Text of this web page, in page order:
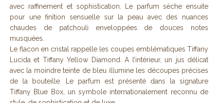
avec raffinement et sophistication. Le parfum sèche ensuite
pour une finition sensuelle sur la peau avec des nuances
chaudes de patchouli enveloppées de douces notes
musquées.
Le flacon en cristal rappelle les coupes emblématiques Tiffany
Lucida et Tiffany Yellow Diamond. A l’intérieur, un jus délicat
avec la moindre teinte de bleu illumine les découpes précises
de la bouteille. Le parfum est présenté dans la signature
Tiffany Blue Box, un symbole internationalement reconnu de